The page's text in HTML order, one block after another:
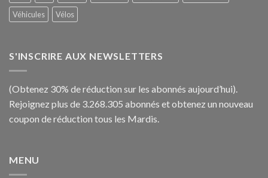
Véhicules
Vélos
S'INSCRIRE AUX NEWSLETTERS
(Obtenez 30% de réduction sur les abonnés aujourd’hui).
Rejoignez plus de 3.268.305 abonnés et obtenez un nouveau
coupon de réduction tous les Mardis.
MENU